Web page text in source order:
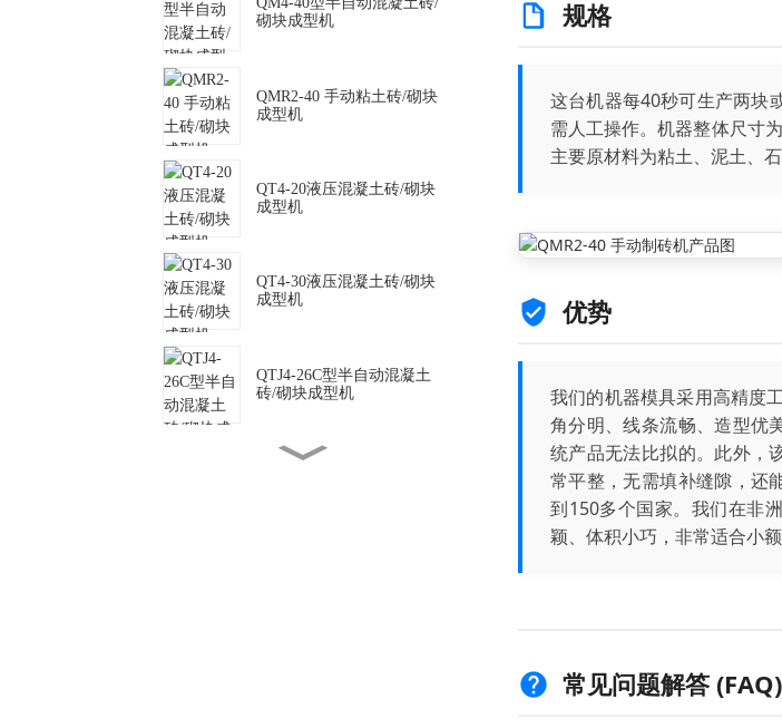
砌块成型机
QMR2-40 手动粘土砖/砌块
成型机
QT4-20液压混凝土砖/砌块
成型机
QT4-30液压混凝土砖/砌块
成型机
QTJ4-26C型半自动混凝土
砖/砌块成型机
规格
这台机器每40秒可生产两块
需人工操作。机器整体尺寸
主要原材料为粘土、泥土、石
优势
我们的机器模具采用高精度
角分明、线条流畅、造型优
统产品无法比拟的。此外，
常平整，无需填补缝隙，还
到150多个国家。我们在非
颖、体积小巧，非常适合小
常见问题解答 (FAQ)